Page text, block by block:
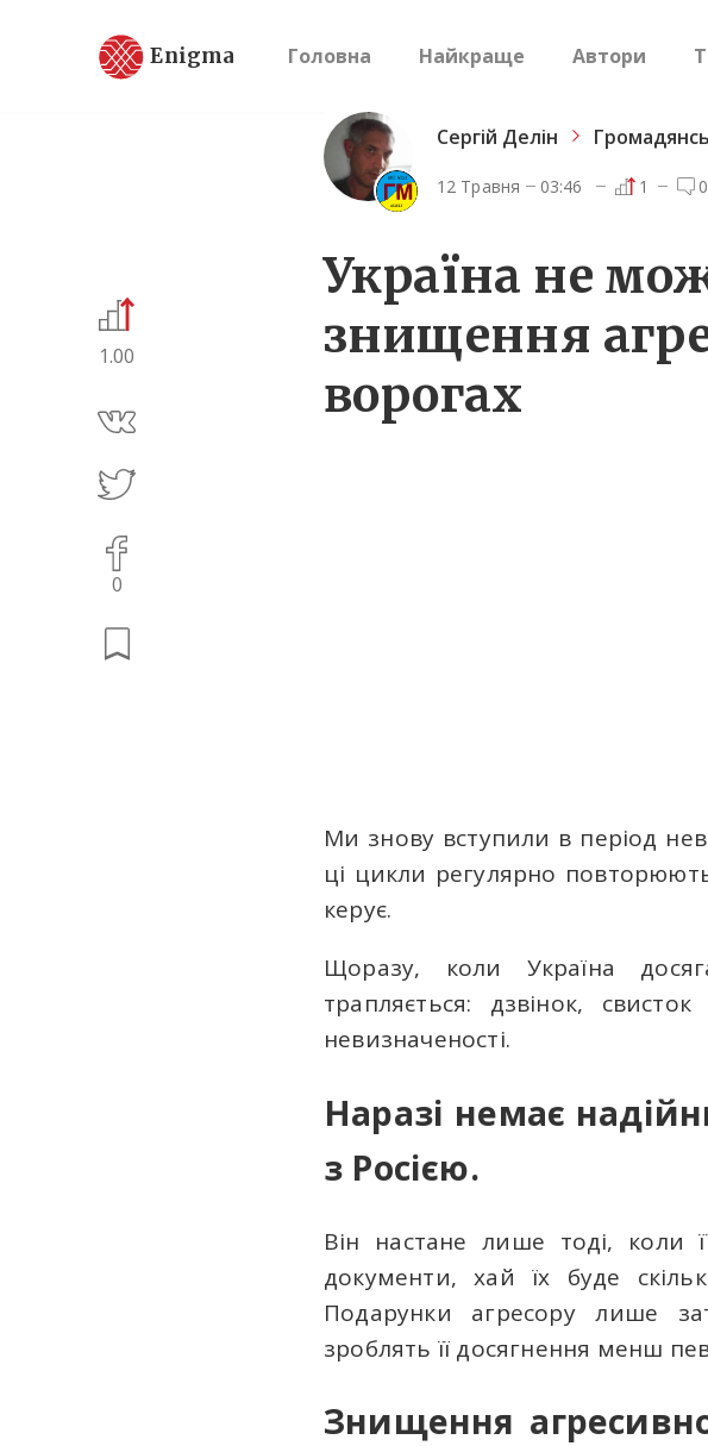
Enigma Головна Найкраще Автори
1.00
0
Сергiй Делін
12 Травня 03:46 1 0
Україна не
знищення
ворогах
Ми знову вступили в період
ці цикли регулярно
керує.
Щоразу, коли Україна
трапляється: дзвінок,
невизначеності.
Наразі немає
з Росією.
Він настане лише тоді, коли
документи, хай їх буде
Подарунки агресору лише
зроблять її досягнення менш
Знищення